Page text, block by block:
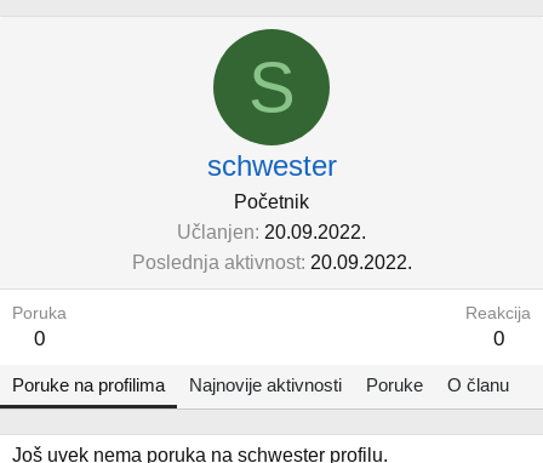
S
schwester
Početnik
Učlanjen 20.09.2022.
Poslednja aktivnost 20.09.2022.
Poruka
0
Reakcija
0
Poruke na profilima Najnovije aktivnosti Poruke O članu
Još uvek nema poruka na schwester profilu.